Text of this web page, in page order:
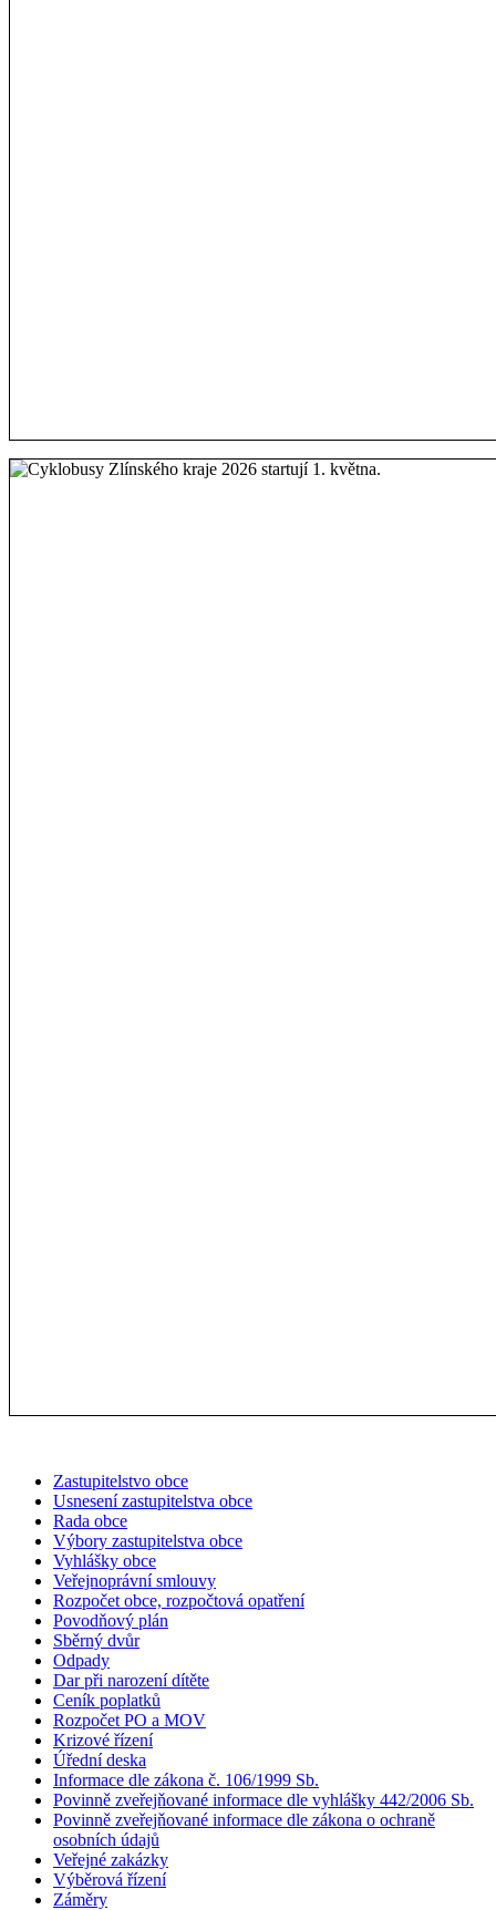
Zastupitelstvo obce
Usnesení zastupitelstva obce
Rada obce
Výbory zastupitelstva obce
Vyhlášky obce
Veřejnoprávní smlouvy
Rozpočet obce, rozpočtová opatření
Povodňový plán
Sběrný dvůr
Odpady
Dar při narození dítěte
Ceník poplatků
Rozpočet PO a MOV
Krizové řízení
Úřední deska
Informace dle zákona č. 106/1999 Sb.
Povinně zveřejňované informace dle vyhlášky 442/2006 Sb.
Povinně zveřejňované informace dle zákona o ochraně
osobních údajů
Veřejné zakázky
Výběrová řízení
Záměry